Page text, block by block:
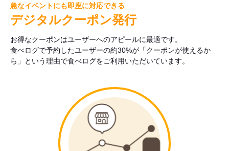
急なイベントにも即座に対応できる
デジタルクーポン発行
お得なクーポンはユーザーへのアピールに最適です。
食べログで予約したユーザーの約30%が「クーポンが使えるか
ら」という理由で食べログをご利用いただいています。